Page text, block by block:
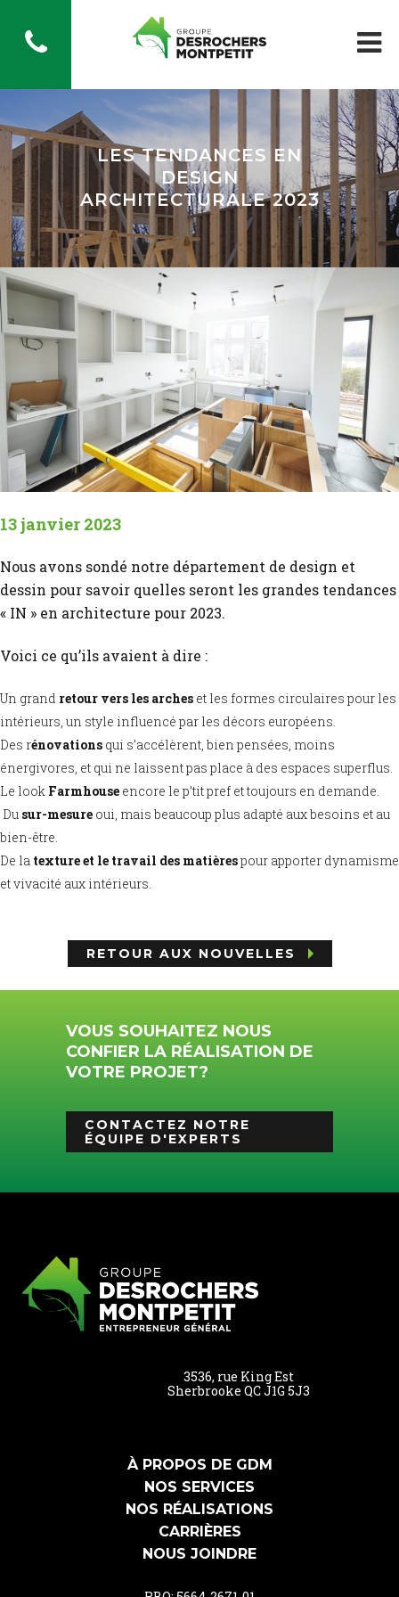
LES TENDANCES EN
DESIGN
ARCHITECTURALE 2023
13 janvier 2023
Nous avons sondé notre département de design et
dessin pour savoir quelles seront les grandes tendances
« IN » en architecture pour 2023.
Voici ce qu’ils avaient à dire :
Un grand retour vers les arches et les formes circulaires pour les
intérieurs, un style influencé par les décors européens.
Des rénovations qui s’accélèrent, bien pensées, moins
énergivores, et qui ne laissent pas place à des espaces superflus.
Le look Farmhouse encore le p’tit pref et toujours en demande.
Du sur-mesure oui, mais beaucoup plus adapté aux besoins et au
bien-être.
De la textureet le travail des matièrespour apporter dynamisme
et vivacité aux intérieurs.
RETOUR AUX NOUVELLES
VOUS SOUHAITEZ NOUS
CONFIER LA RÉALISATION DE
VOTRE PROJET?
CONTACTEZ NOTRE
ÉQUIPE D'EXPERTS
3536, rue King Est
Sherbrooke QC J1G 5J3
À PROPOS DE GDM
NOS SERVICES
NOS RÉALISATIONS
CARRIÈRES
NOUS JOINDRE